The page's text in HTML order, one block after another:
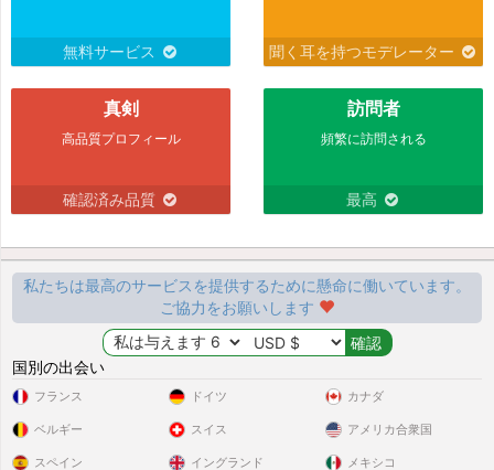
無料サービス 聞く耳を持つモデレーター
真剣
高品質プロフィール
確認済み品質
訪問者
頻繁に訪問される
最高
私たちは最高のサービスを提供するために懸命に働いています。
ご協力をお願いします
国別の出会い
フランス
ベルギー
スペイン
ドイツ
スイス
イングランド
カナダ
アメリカ合衆国
メキシコ